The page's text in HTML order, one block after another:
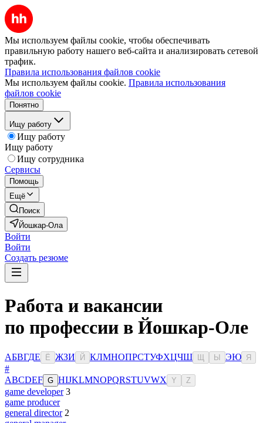
Мы используем файлы cookie, чтобы обеспечивать
правильную работу нашего веб-сайта и анализировать сетевой
трафик.
Правила использования файлов cookie
Мы используем файлы cookie. Правила использования
файлов cookie
Понятно
Ищу работу
Ищу работу
Ищу работу
Ищу сотрудника
Сервисы
Помощь
Ещё
Поиск
Йошкар-Ола
Войти
Войти
Создать резюме
Работа и вакансии
по профессии в Йошкар-Оле
АБВГДЕ Ё ЖЗИ Й КЛМНОПРСТУФХЦЧШ Ы ЭЮ Я
#
ABCDEF G HIJKLMNOPQRSTUVWX Y Z
game developer 3
game producer
general director 2